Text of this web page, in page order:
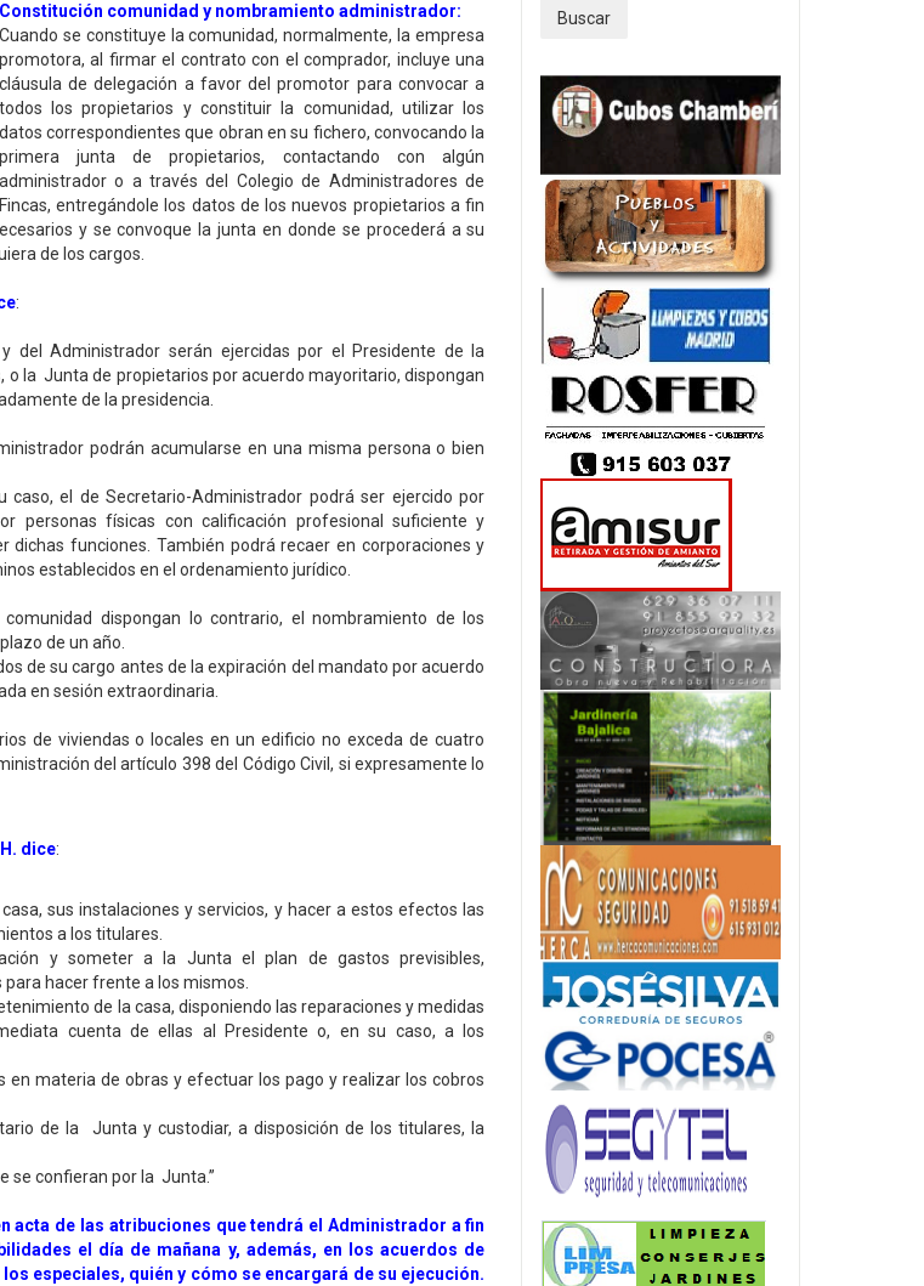
Constitución comunidad y nombramiento administrador:
Cuando se constituye la comunidad, normalmente, la empresa
promotora, al firmar el contrato con el comprador, incluye una
cláusula de delegación a favor del promotor para convocar a
todos los propietarios y constituir la comunidad, utilizar los
datos correspondientes que obran en su fichero, convocando la
primera junta de propietarios, contactando con algún
administrador o a través del Colegio de Administradores de
Fincas, entregándole los datos de los nuevos propietarios a fin
y se convoque la junta en donde se procederá a su
de los cargos.
:
del Administrador serán ejercidas por el Presidente de la
o la Junta de propietarios por acuerdo mayoritario, dispongan
de la presidencia.
podrán acumularse en una misma persona o bien
caso, el de Secretario-Administrador podrá ser ejercido por
personas físicas con calificación profesional suficiente y
dichas funciones. También podrá recaer en corporaciones y
establecidos en el ordenamiento jurídico.
dispongan lo contrario, el nombramiento de los
de un año.
de su cargo antes de la expiración del mandato por acuerdo
en sesión extraordinaria.
de viviendas o locales en un edificio no exceda de cuatro
del artículo 398 del Código Civil, si expresamente lo
dice:
sus instalaciones y servicios, y hacer a estos efectos las
a los titulares.
y someter a la Junta el plan de gastos previsibles,
hacer frente a los mismos.
de la casa, disponiendo las reparaciones y medidas
cuenta de ellas al Presidente o, en su caso, a los
en materia de obras y efectuar los pago y realizar los cobros
de la Junta y custodiar, a disposición de los titulares, la
se confieran por la Junta.”
acta de las atribuciones que tendrá el Administrador a fin
el día de mañana y, además, en los acuerdos de
especiales, quién y cómo se encargará de su ejecución.
Buscar